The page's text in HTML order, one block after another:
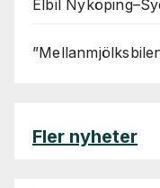
Elbil
Fler nyheter